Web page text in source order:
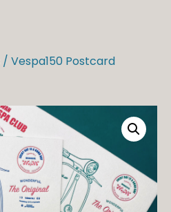
/ Vespa150 Postcard